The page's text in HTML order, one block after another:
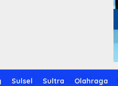
Sulsel Sultra Olahraga